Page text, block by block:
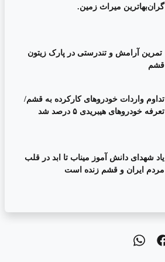
گران‌بهاترین میراث زمین.
تمرین آرامش و تندرستی در پارک زیتون
قشم
تداوم واردات خودروهای کارکرده به قشم/
تعرفه خودروهای هیبریدی ۵ درصد شد
یاد شهدای دانش آموز میناب تا ابد در قلب
مردم ایران و قشم زنده است